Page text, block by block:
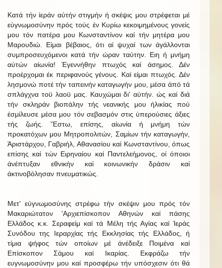
Κατά τήν ίεράν αύτήν στιγμήν ή σκέψις μου στρέφεται μέ
εύγνωμοσύνην πρός τούς έν Κυρίω κεκοιμημένους γονείς
μου τόν πατέρα μου Κωνσταντίνον καί τήν μητέρα μου
Μαρουδιώ. Είμαι βέβαιος, ότι αί ψυχαί των άγάλλονται
συμπροσευχόμενοι κατά τήν ώραν ταύτην. Ειη ή μνήμη
αύτών αίωνία! Έγεννήθην πτωχός καί άσημος. Δέν
προέρχομαι έκ περιφανούς γένους. Καί είμαι πτωχός. Δέν
λησμονώ ποτέ τήν ταπεινήν καταγωγήν μου, μέσα άπό τά
σπλάγχνα τοϋ λαοϋ μας. Καυχώμαι δι' αύτήν. ώς καί διά
τήν σκληράν βιοπάλην τής νεανικής μου ήλικίας πού
έσμίλευσε μέσα μου τόν σεβασμόν στις ύπερούσιες άξιες
τής ζωής. 'Έστω, επίσης, αίωνία ή μνήμη τών
προκατόχων μου Μητροπολιτών, Σαμίων τήν καταγωγήν,
Άριστάρχου, Γαβριήλ, Αθανασίου καί Κωνσταντίνου, όπως
επίσης καί τών Ειρηναίου καί Παντελεήμονος, οί όποιοι
άνέπτυξαν εθνικήν καί κοινωνικήν δράσιν καί
άκτινοβόλησαν πνευματικώς.
Μετ' εύγνωμοσύνης στρέφω τήν σκέψιν μου πρός τόν
Μακαριώτατον 'Αρχιεπίσκοπον Αθηνών καί πάσης
Ελλάδος κ.κ. Σεραφείμ καί τά Μέλη τής Αγίας καί Ίεράς
Συνόδου της Ιεραρχίας τής Εκκλησίας τής Ελλάδος, ή
τίμια ψήφος τών οποίων μέ άνέδειξε Ποιμένα καί
Επίσκοπον Σάμου καί Ικαρίας. Εκφράζω τήν
ευγνωμοσύνην μου καί προσφέρω τήν υπόσχεσιν ότι θά